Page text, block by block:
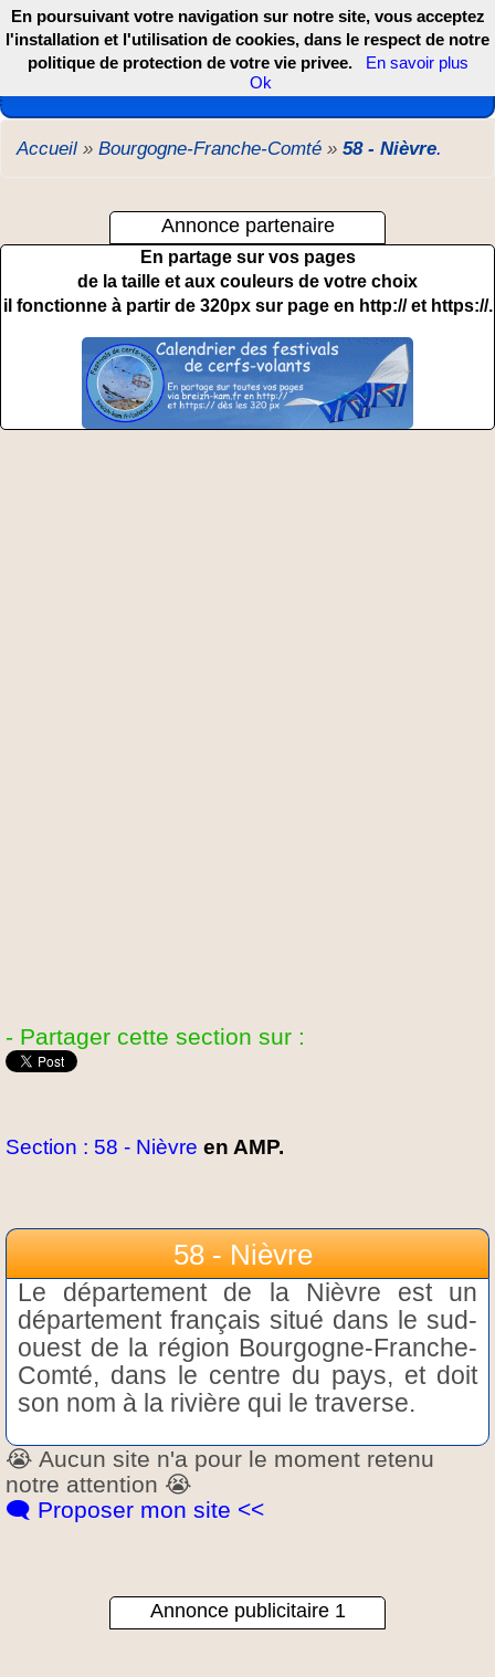
Les webcams de France, DOM TOM et COM
Accueil » Bourgogne-Franche-Comté » 58 - Nièvre.
Annonce partenaire
En partage sur vos pages
de la taille et aux couleurs de votre choix
il fonctionne à partir de 320px sur page en http:// et https://.
- Partager cette section sur :
Section : 58 - Nièvre en AMP.
58 - Nièvre
Le département de la Nièvre est un
département français situé dans le sud-
ouest de la région Bourgogne-Franche-
Comté, dans le centre du pays, et doit
son nom à la rivière qui le traverse.
😭 Aucun site n'a pour le moment retenu
notre attention 😭
🗨️ Proposer mon site <<
Annonce publicitaire 1
En poursuivant votre navigation sur notre site, vous acceptez
l'installation et l'utilisation de cookies, dans le respect de notre
politique de protection de votre vie privee.
En savoir plus
Ok